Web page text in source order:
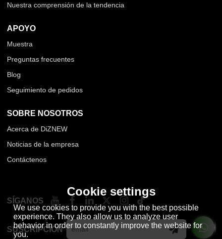
Nuestra comprensión de la tendencia
APOYO
Muestra
Preguntas frecuentes
Blog
Seguimiento de pedidos
SOBRE NOSOTROS
Acerca de DiZNEW
Noticias de la empresa
Contáctenos
SÍGANOS
SUSCRIPCIÓN
Cookie settings
We use cookies to provide you with the best possible
experience. They also allow us to analyze user
behavior in order to constantly improve the website for
you.